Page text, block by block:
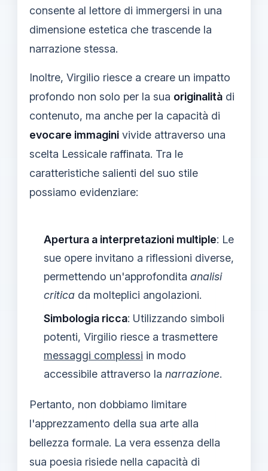
consente al lettore di immergersi in una
dimensione estetica che trascende la
narrazione stessa.
Inoltre, Virgilio riesce a creare un impatto
profondo non solo per la sua originalità di
contenuto, ma anche per la capacità di
evocare immagini vivide attraverso una
scelta Lessicale raffinata. Tra le
caratteristiche salienti del suo stile
possiamo evidenziare:
Apertura a interpretazioni multiple: Le
sue opere invitano a riflessioni diverse,
permettendo un'approfondita analisi
critica da molteplici angolazioni.
Simbologia ricca: Utilizzando simboli
potenti, Virgilio riesce a trasmettere
messaggi complessi in modo
accessibile attraverso la narrazione.
Pertanto, non dobbiamo limitare
l'apprezzamento della sua arte alla
bellezza formale. La vera essenza della
sua poesia risiede nella capacità di